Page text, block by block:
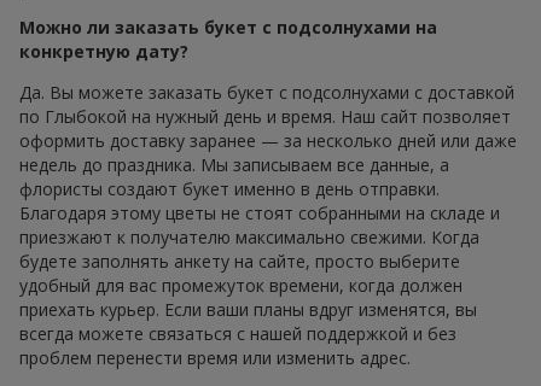
Можно ли заказать букет с подсолнухами на
конкретную дату?
Да. Вы можете заказать букет с подсолнухами с доставкой
по Глыбокой на нужный день и время. Наш сайт позволяет
оформить доставку заранее — за несколько дней или даже
недель до праздника. Мы записываем все данные, а
флористы создают букет именно в день отправки.
Благодаря этому цветы не стоят собранными на складе и
приезжают к получателю максимально свежими. Когда
будете заполнять анкету на сайте, просто выберите
удобный для вас промежуток времени, когда должен
приехать курьер. Если ваши планы вдруг изменятся, вы
всегда можете связаться с нашей поддержкой и без
проблем перенести время или изменить адрес.